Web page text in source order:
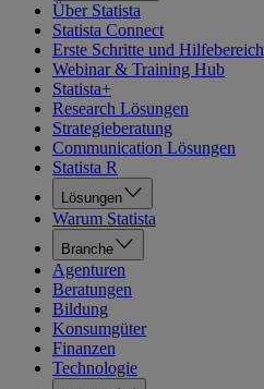
Über Statista
Statista Connect
Erste Schritte und Hilfebereich
Webinar & Training Hub
Statista+
Research Lösungen
Strategieberatung
Communication Lösungen
Statista R
Lösungen
Warum Statista
Branche
Agenturen
Beratungen
Bildung
Konsumgüter
Finanzen
Technologie